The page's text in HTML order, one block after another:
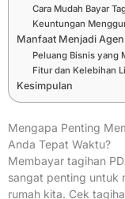
Cara Mudah Bayar
Keuntungan
Manfaat Menjadi
Peluang Bisnis yang
Fitur dan Kelebihan
Kesimpulan
Mengapa Penting
Anda Tepat Waktu?
Membayar tagihan
sangat penting untuk
rumah kita. Cek